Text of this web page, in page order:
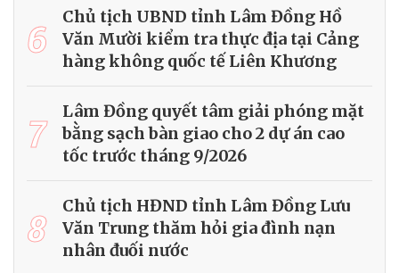
6
Chủ tịch UBND tỉnh Lâm Đồng Hồ
Văn Mười kiểm tra thực địa tại Cảng
hàng không quốc tế Liên Khương
7
Lâm Đồng quyết tâm giải phóng mặt
bằng sạch bàn giao cho 2 dự án cao
tốc trước tháng 9/2026
8
Chủ tịch HĐND tỉnh Lâm Đồng Lưu
Văn Trung thăm hỏi gia đình nạn
nhân đuối nước